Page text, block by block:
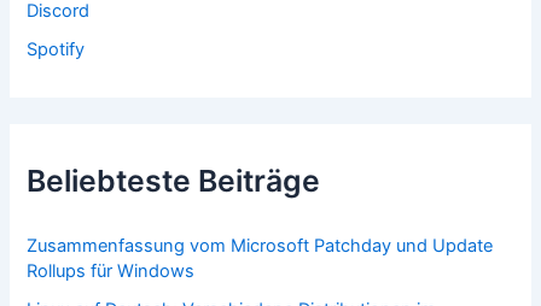
Discord
Spotify
Beliebteste Beiträge
Zusammenfassung vom Microsoft Patchday und Update
Rollups für Windows